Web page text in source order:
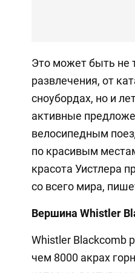
Это может быть не
развлечения, от
сноубордах, но и
активные
велосипедным
по красивым
красота Уистлера
со всего мира,
Вершина Whistler
Whistler Blackcomb
чем 8000 акрах